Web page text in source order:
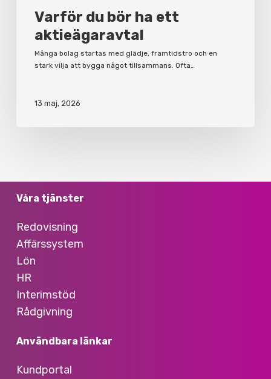
Varför du bör ha ett
aktieägaravtal
Många bolag startas med glädje, framtidstro och en
stark vilja att bygga något tillsammans. Ofta…
13 maj, 2026
Våra tjänster
Redovisning
Affärssystem
Lön
HR
Interimstöd
Rådgivning
Användbara länkar
Kundportal